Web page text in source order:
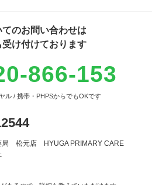
のお問い合わせは
受け付けております
866-153
ル / 携帯・PHPSからでもOKです
局 松元店 HYUGA PRIMARY CARE